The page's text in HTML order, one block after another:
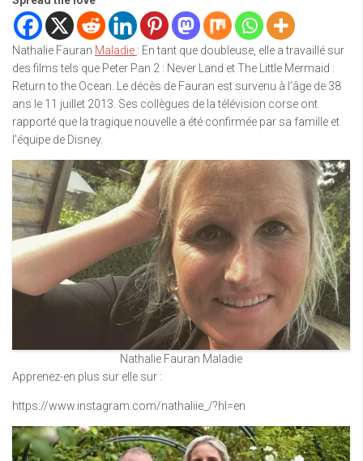
Nathalie Fauran Maladie : En tant que doubleuse, elle a travaillé sur
des films tels que Peter Pan 2 : Never Land et The Little Mermaid :
Return to the Ocean. Le décès de Fauran est survenu à l’âge de 38
ans le 11 juillet 2013. Ses collègues de la télévision corse ont
rapporté que la tragique nouvelle a été confirmée par sa famille et
l’équipe de Disney.
Nathalie Fauran Maladie
Apprenez-en plus sur elle sur :
https://www.instagram.com/nathaliie_/?hl=en